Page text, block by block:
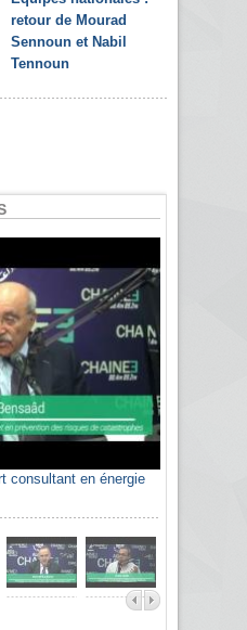
retour de Mourad
Sennoun et Nabil
Tennoun
consultant en énergie